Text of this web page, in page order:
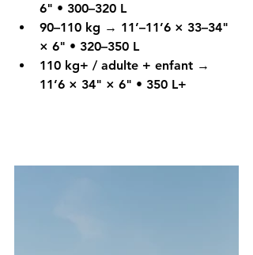
6" • 300–320 L
90–110 kg → 11’–11’6 × 33–34"
× 6" • 320–350 L
110 kg+ / adulte + enfant →
11’6 × 34" × 6" • 350 L+